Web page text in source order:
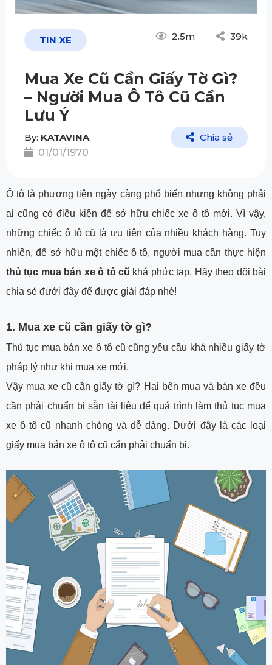
TIN XE 2.5m 39k
Mua Xe Cũ Cần Giấy Tờ Gì?
– Người Mua Ô Tô Cũ Cần
Lưu Ý
By: KATAVINA
01/01/1970
Chia sẻ
Ô tô là phương tiện ngày càng phổ biến nhưng không phải
ai cũng có điều kiện để sở hữu chiếc xe ô tô mới. Vì vậy,
những chiếc ô tô cũ là ưu tiên của nhiều khách hàng. Tuy
nhiên, để sở hữu một chiếc ô tô, người mua cần thực hiện
thủ tục mua bán xe ô tô cũ khá phức tạp. Hãy theo dõi bài
chia sẻ đưới đây để được giải đáp nhé!
1. Mua xe cũ cần giấy tờ gì?
Thủ tục mua bán xe ô tô cũ cũng yêu cầu khá nhiều giấy tờ
pháp lý như khi mua xe mới.
Vậy mua xe cũ cần giấy tờ gì? Hai bên mua và bán xe đều
cần phải chuẩn bị sẵn tài liệu để quá trình làm thủ tục mua
xe ô tô cũ nhanh chóng và dễ dàng. Dưới đây là các loại
giấy mua bán xe ô tô cũ cẩn phải chuẩn bị.